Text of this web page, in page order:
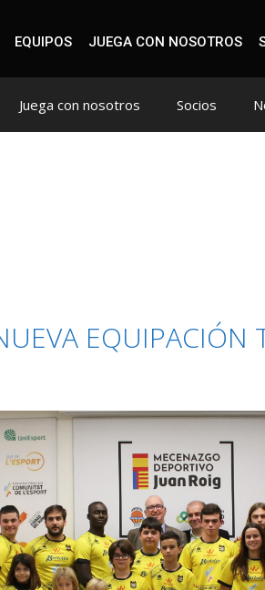
EQUIPOS JUEGA CON NOSOTROS
Juega con nosotros Socios
EQUIPACIÓN